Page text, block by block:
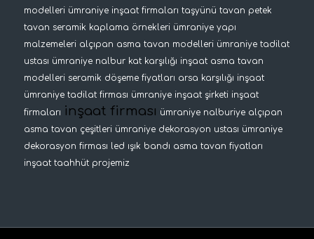
modelleri ümraniye inşaat firmaları taşyünü tavan petek
tavan seramik kaplama örnekleri ümraniye yapı
malzemeleri alçıpan asma tavan modelleri ümraniye tadilat
ustası ümraniye nalbur kat karşılığı inşaat asma tavan
modelleri seramik döşeme fiyatları arsa karşılığı inşaat
ümraniye tadilat firması ümraniye inşaat şirketi inşaat
firmaları inşaat firması ümraniye nalburiye alçıpan
asma tavan çeşitleri ümraniye dekorasyon ustası ümraniye
dekorasyon firması led ışık bandı asma tavan fiyatları
inşaat taahhüt projemiz